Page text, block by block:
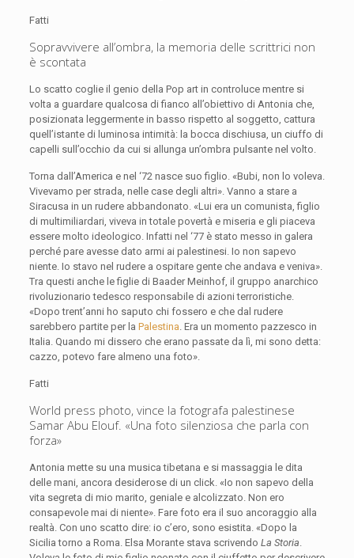
Fatti
Sopravvivere all’ombra, la memoria delle scrittrici non
è scontata
Lo scatto coglie il genio della Pop art in controluce mentre si
volta a guardare qualcosa di fianco all’obiettivo di Antonia che,
posizionata leggermente in basso rispetto al soggetto, cattura
quell’istante di luminosa intimità: la bocca dischiusa, un ciuffo di
capelli sull’occhio da cui si allunga un’ombra pulsante nel volto.
Torna dall’America e nel ‘72 nasce suo figlio. «Bubi, non lo voleva.
Vivevamo per strada, nelle case degli altri». Vanno a stare a
Siracusa in un rudere abbandonato. «Lui era un comunista, figlio
di multimiliardari, viveva in totale povertà e miseria e gli piaceva
essere molto ideologico. Infatti nel ‘77 è stato messo in galera
perché pare avesse dato armi ai palestinesi. Io non sapevo
niente. Io stavo nel rudere a ospitare gente che andava e veniva».
Tra questi anche le figlie di Baader Meinhof, il gruppo anarchico
rivoluzionario tedesco responsabile di azioni terroristiche.
«Dopo trent’anni ho saputo chi fossero e che dal rudere
sarebbero partite per la Palestina . Era un momento pazzesco in
Italia. Quando mi dissero che erano passate da lì, mi sono detta:
cazzo, potevo fare almeno una foto».
Fatti
World press photo, vince la fotografa palestinese
Samar Abu Elouf. «Una foto silenziosa che parla con
forza»
Antonia mette su una musica tibetana e si massaggia le dita
delle mani, ancora desiderose di un click. «Io non sapevo della
vita segreta di mio marito, geniale e alcolizzato. Non ero
consapevole mai di niente». Fare foto era il suo ancoraggio alla
realtà. Con uno scatto dire: io c’ero, sono esistita. «Dopo la
Sicilia torno a Roma. Elsa Morante stava scrivendo La Storia